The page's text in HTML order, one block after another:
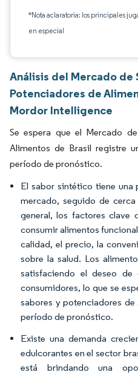
*Nota aclaratoria: los principales
en especial
Análisis del Mercado de
Potenciadores de
Mordor Intelligence
Se espera que el Mercado
Alimentos de Brasil registre
período de pronóstico.
El sabor sintético tiene
mercado, seguido de
general, los factores clave
consumir alimentos
calidad, el precio, la
sobre la salud. Los
satisfaciendo el deseo
consumidores, lo que se
sabores y potenciadores
período de pronóstico.
Existe una demanda
edulcorantes en el sector
está brindando una